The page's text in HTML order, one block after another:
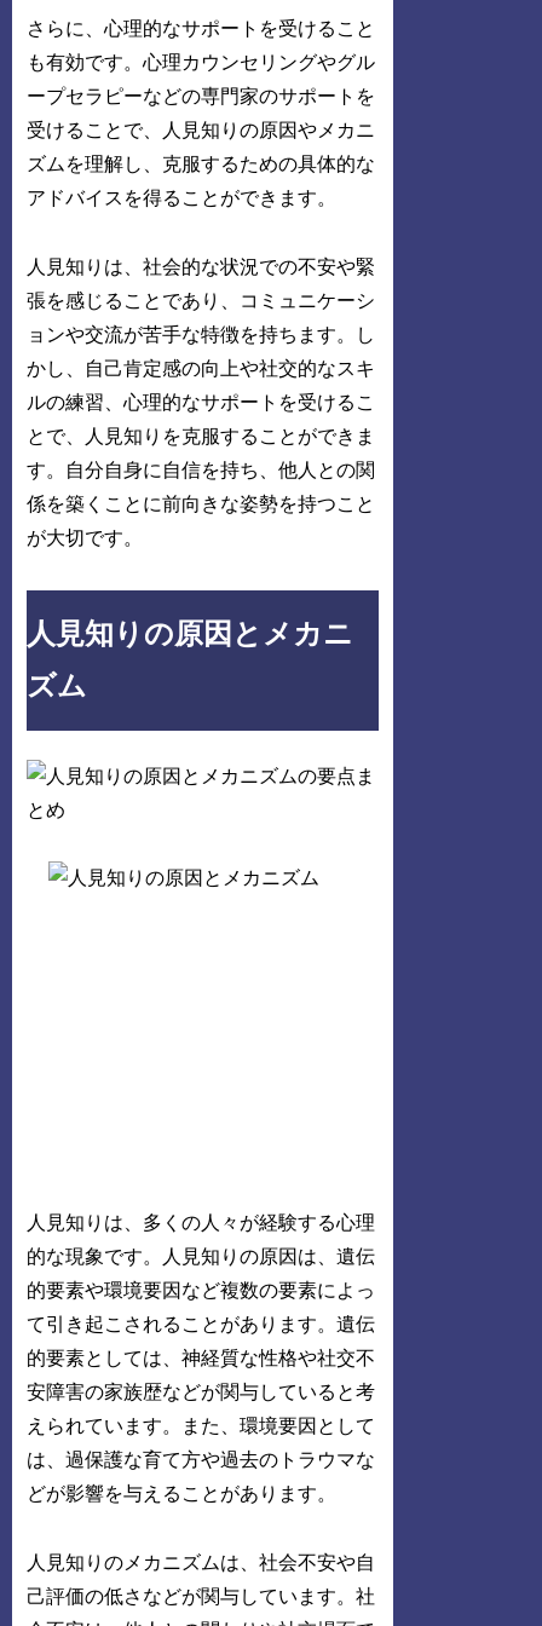
さらに、心理的なサポートを受けること
も有効です。心理カウンセリングやグル
ープセラピーなどの専門家のサポートを
受けることで、人見知りの原因やメカニ
ズムを理解し、克服するための具体的な
アドバイスを得ることができます。
人見知りは、社会的な状況での不安や緊
張を感じることであり、コミュニケーシ
ョンや交流が苦手な特徴を持ちます。し
かし、自己肯定感の向上や社交的なスキ
ルの練習、心理的なサポートを受けるこ
とで、人見知りを克服することができま
す。自分自身に自信を持ち、他人との関
係を築くことに前向きな姿勢を持つこと
が大切です。
人見知りの原因とメカニ
ズム
人見知りは、多くの人々が経験する心理
的な現象です。人見知りの原因は、遺伝
的要素や環境要因など複数の要素によっ
て引き起こされることがあります。遺伝
的要素としては、神経質な性格や社交不
安障害の家族歴などが関与していると考
えられています。また、環境要因として
は、過保護な育て方や過去のトラウマな
どが影響を与えることがあります。
人見知りのメカニズムは、社会不安や自
己評価の低さなどが関与しています。社